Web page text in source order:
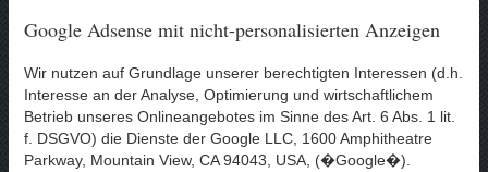
Google Adsense mit nicht-personalisierten Anzeigen
Wir nutzen auf Grundlage unserer berechtigten Interessen (d.h.
Interesse an der Analyse, Optimierung und wirtschaftlichem
Betrieb unseres Onlineangebotes im Sinne des Art. 6 Abs. 1 lit.
f. DSGVO) die Dienste der Google LLC, 1600 Amphitheatre
Parkway, Mountain View, CA 94043, USA, (�Google�).